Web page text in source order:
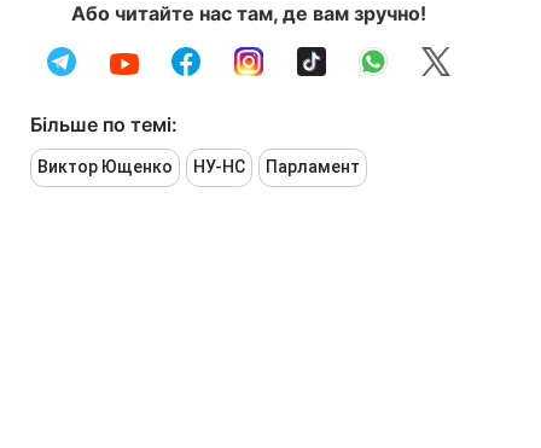
Або читайте нас там, де вам зручно!
Більше по темі:
Виктор Ющенко НУ-НС Парламент